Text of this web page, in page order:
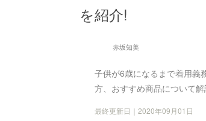
を紹介!
赤坂知美
最終更新日｜2020年09月01日
子供が6歳になるまで着用義
方、おすすめ商品について解